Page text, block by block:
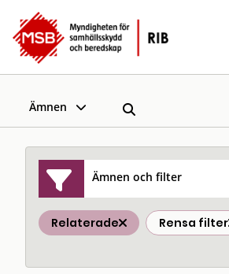
Ämnen
Ämnen och filter
Relaterade Rensa filter